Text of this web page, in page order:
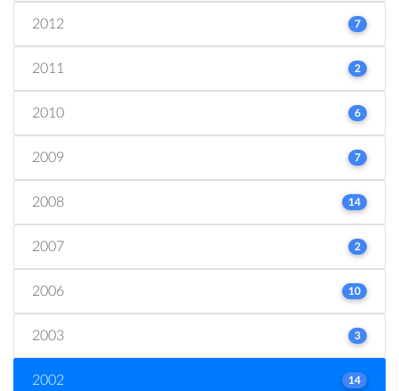
2012 7
2011 2
2010 6
2009 7
2008 14
2007 2
2006 10
2003 3
2002 14